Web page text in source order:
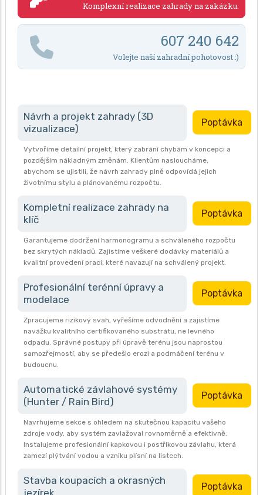
Komplexní realizace zahrady na zakázku.
607 240 642
Volejte naší zahradní pohotovost :)
Návrh a projekt zahrady (3D
vizualizace)
Poptávka
Vytvoříme detailní projekt, který zabrání chybám v koncepci a
pozdějším nákladným změnám. Klientům nasloucháme,
abychom se ujistili, že návrh zahrady plně odpovídá jejich
životnímu stylu a plánovanému rozpočtu.
Kompletní realizace zahrady na
klíč
Poptávka
Garantujeme dodržení harmonogramu a schváleného rozpočtu
bez skrytých nákladů. Zajistíme veškeré dodávky materiálů a
kvalitní provedení prací, které navazují na schválený projekt.
Profesionální terénní úpravy a
modelace
Poptávka
Zpracujeme rizikový svah, vyřešíme odvodnění a zajistíme
navážku kvalitního certifikovaného substrátu, ne levného
odpadu. Správné postupy při úpravě terénu jsou naprostou
samozřejmostí, aby se předešlo erozi a podmáčení terénu v
budoucnu.
Automatické závlahové systémy
(Hunter / Rain Bird)
Poptávka
Navrhujeme sekce s ohledem na skutečnou kapacitu vašeho
zdroje vody, aby systém zavlažoval rovnoměrně a efektivně.
Instalujeme profesionální kapkovou i postřikovou závlahu, která
zamezí plýtvání vodou a vzniku plísní na listech.
Stavba koupacích a okrasných
Poptávka